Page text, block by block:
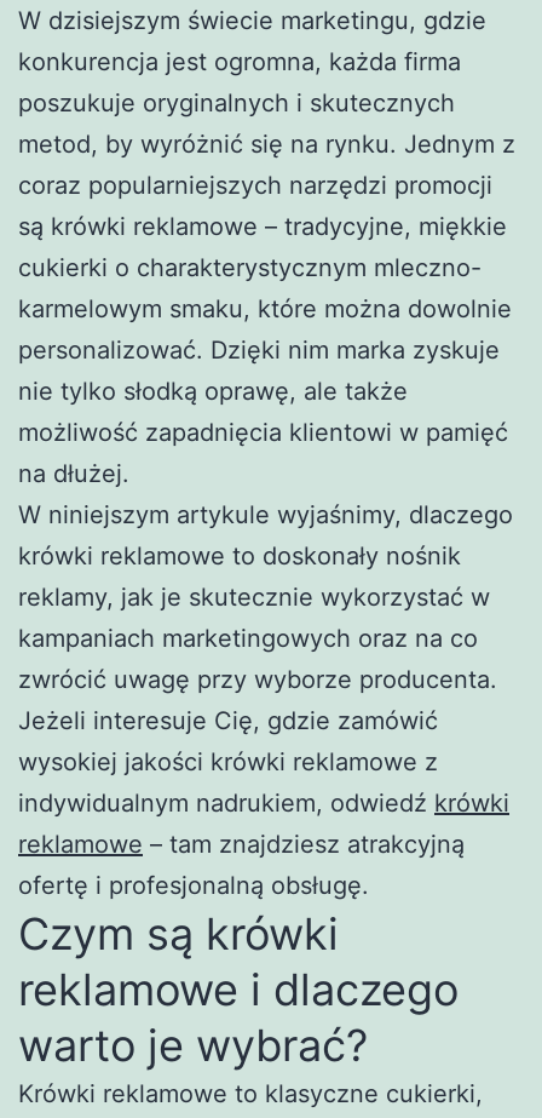
W dzisiejszym świecie marketingu, gdzie
konkurencja jest ogromna, każda firma
poszukuje oryginalnych i skutecznych
metod, by wyróżnić się na rynku. Jednym z
coraz popularniejszych narzędzi promocji
są krówki reklamowe – tradycyjne, miękkie
cukierki o charakterystycznym mleczno-
karmelowym smaku, które można dowolnie
personalizować. Dzięki nim marka zyskuje
nie tylko słodką oprawę, ale także
możliwość zapadnięcia klientowi w pamięć
na dłużej.
W niniejszym artykule wyjaśnimy, dlaczego
krówki reklamowe to doskonały nośnik
reklamy, jak je skutecznie wykorzystać w
kampaniach marketingowych oraz na co
zwrócić uwagę przy wyborze producenta.
Jeżeli interesuje Cię, gdzie zamówić
wysokiej jakości krówki reklamowe z
indywidualnym nadrukiem, odwiedź krówki
reklamowe – tam znajdziesz atrakcyjną
ofertę i profesjonalną obsługę.
Czym są krówki
reklamowe i dlaczego
warto je wybrać?
Krówki reklamowe to klasyczne cukierki,